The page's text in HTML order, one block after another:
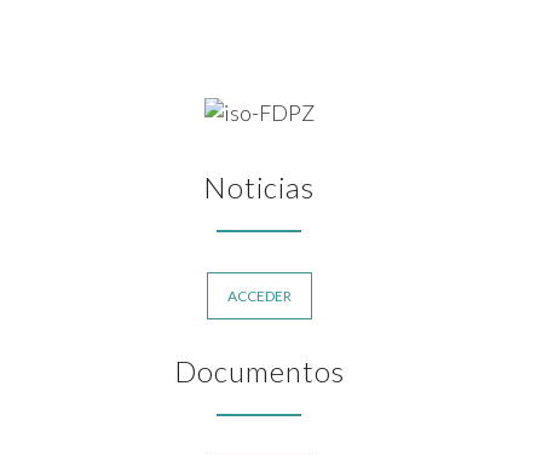
Noticias
ACCEDER
Documentos